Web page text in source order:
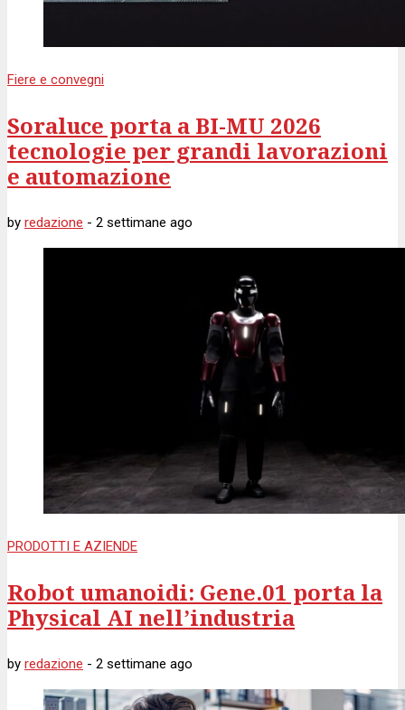
Fiere e convegni
Soraluce porta a BI-MU 2026
tecnologie per grandi lavorazioni
e automazione
by redazione - 2 settimane ago
PRODOTTI E AZIENDE
Robot umanoidi: Gene.01 porta la
Physical AI nell’industria
by redazione - 2 settimane ago